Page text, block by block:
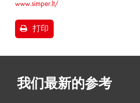
www.simper.lt/
打印
我们最新的参考